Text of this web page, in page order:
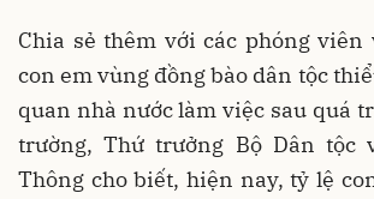
Chia sẻ thêm với các phóng viên
con em vùng đồng bào dân tộc
quan nhà nước làm việc sau quá
trường, Thứ trưởng Bộ Dân tộc
Thông cho biết, hiện nay, tỷ lệ